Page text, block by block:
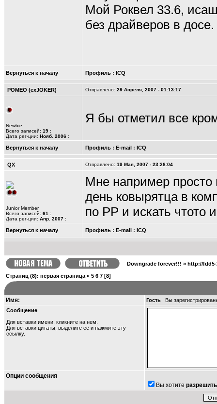
Мой Роквел 33.6,
без драйверов в досе.
Вернуться к началу Профиль : ICQ
POMEO (exJOKER) Отправлено: 29 Апреля, 2007 - 01:13:17
Newbie
Всего записей: 19 :
Дата рег-ции: Нояб. 2006 :
Я бы отметил все
Вернуться к началу Профиль : E-mail : ICQ
QX Отправлено: 19 Мая, 2007 - 23:28:04
Junior Member
Всего записей: 61 :
Дата рег-ции: Апр. 2007 :
Мне например просто
день ковырятца в
по РР и искать чтото
Вернуться к началу Профиль : E-mail : ICQ
Downgrade forever!!! » http://fdd5-
Страниц (8): первая страница « 5 6 7 [8]
Имя: Гость
Вы
Сообщение
Для вставки имени, кликните на нем.
Для вставки цитаты, выделите её и нажмите эту
ссылку.
Опции сообщения
Вы хотите разрешить